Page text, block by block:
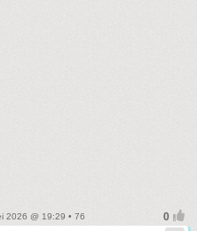
2026 @ 19:29 • 76